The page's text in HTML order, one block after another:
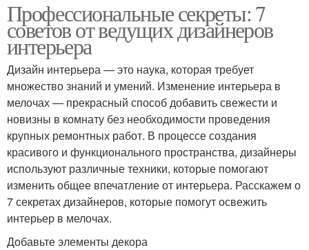
Профессиональные секреты: 7
советов от ведущих дизайнеров
интерьера
Дизайн интерьера — это наука, которая требует
множество знаний и умений. Изменение интерьера в
мелочах — прекрасный способ добавить свежести и
новизны в комнату без необходимости проведения
крупных ремонтных работ. В процессе создания
красивого и функционального пространства, дизайнеры
используют различные техники, которые помогают
изменить общее впечатление от интерьера. Расскажем о
7 секретах дизайнеров, которые помогут освежить
интерьер в мелочах.
Добавьте элементы декора